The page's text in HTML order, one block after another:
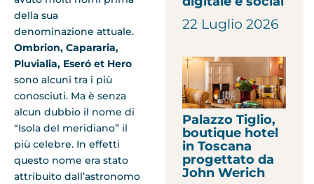
della sua
denominazione attuale.
Ombrion, Capararia,
Pluvialia, Eseró et Hero
sono alcuni tra i più
conosciuti. Ma è senza
alcun dubbio il nome di
“Isola del meridiano” il
più celebre. In effetti
questo nome era stato
attribuito dall’astronomo
22 Luglio 2026
Palazzo Tiglio,
boutique hotel
in Toscana
progettato da
John Werich